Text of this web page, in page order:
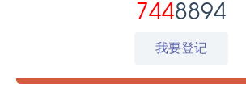
7448894
我要登记